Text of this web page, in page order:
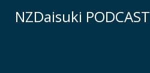
ン
NZDaisuki PODCAST